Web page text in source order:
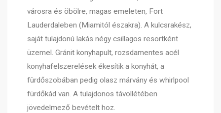
városra és öbölre, magas emeleten, Fort
Lauderdaleben (Miamitól északra). A kulcsrakész,
saját tulajdonú lakás négy csillagos resortként
üzemel. Gránit konyhapult, rozsdamentes acél
konyhafelszerelések ékesítik a konyhát, a
fürdőszobában pedig olasz márvány és whirlpool
fürdőkád van. A tulajdonos távollétében
jövedelmező bevételt hoz.